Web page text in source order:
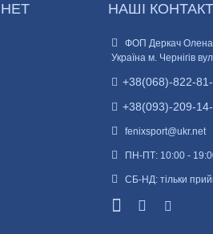
НАШІ
ФОП Деркач Олена
Україна м. Чернігів
+38(068)-822-
+38(093)-209-
fenixsport@ukr.net
ПН-ПТ: 10:00 -
СБ-НД: тільки